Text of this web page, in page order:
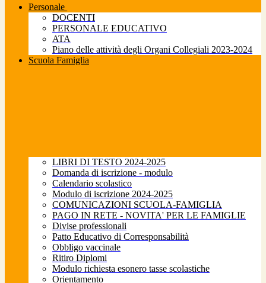
Personale
DOCENTI
PERSONALE EDUCATIVO
ATA
Piano delle attività degli Organi Collegiali 2023-2024
Scuola Famiglia
LIBRI DI TESTO 2024-2025
Domanda di iscrizione - modulo
Calendario scolastico
Modulo di iscrizione 2024-2025
COMUNICAZIONI SCUOLA-FAMIGLIA
PAGO IN RETE - NOVITA' PER LE FAMIGLIE
Divise professionali
Patto Educativo di Corresponsabilità
Obbligo vaccinale
Ritiro Diplomi
Modulo richiesta esonero tasse scolastiche
Orientamento